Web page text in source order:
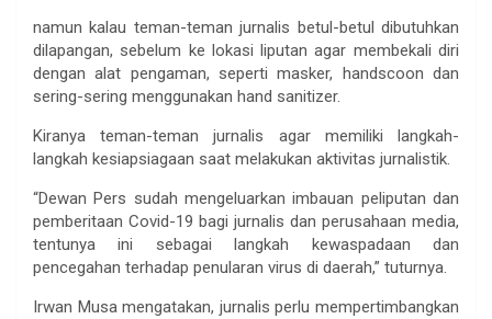
namun kalau teman-teman jurnalis betul-betul dibutuhkan
dilapangan, sebelum ke lokasi liputan agar membekali diri
dengan alat pengaman, seperti masker, handscoon dan
sering-sering menggunakan hand sanitizer.
Kiranya teman-teman jurnalis agar memiliki langkah-
langkah kesiapsiagaan saat melakukan aktivitas jurnalistik.
“Dewan Pers sudah mengeluarkan imbauan peliputan dan
pemberitaan Covid-19 bagi jurnalis dan perusahaan media,
tentunya ini sebagai langkah kewaspadaan dan
pencegahan terhadap penularan virus di daerah,” tuturnya.
Irwan Musa mengatakan, jurnalis perlu mempertimbangkan